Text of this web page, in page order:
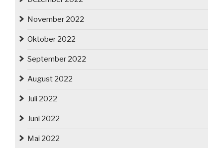
November 2022
Oktober 2022
September 2022
August 2022
Juli 2022
Juni 2022
Mai 2022